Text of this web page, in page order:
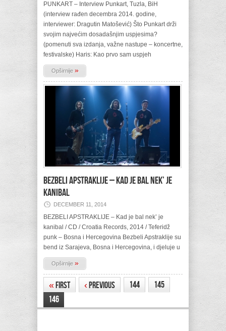
PUNKART – Interview Punkart, Tuzla, BiH
(interview rađen decembra 2014. godine,
interviewer: Dragutin Matošević) Što Punkart drži
svojim najvećim dosadašnjim uspjesima?
(pomenuti sva izdanja, važne nastupe – koncertne,
festivalske) Haris: Kao prvo sam uspjeh
Opširnije »
BEZBELI APSTRAKLIJE – Kad je bal nek’ je
kanibal
DECEMBER 11, 2014
BEZBELI APSTRAKLIJE – Kad je bal nek’ je
kanibal / CD / Croatia Records, 2014 / Teferidž
punk – Bosna i Hercegovina Bezbeli Apstraklije su
bend iz Sarajeva, Bosna i Hercegovina, i djeluje u
Opširnije »
« First ‹ Previous 144
145
146